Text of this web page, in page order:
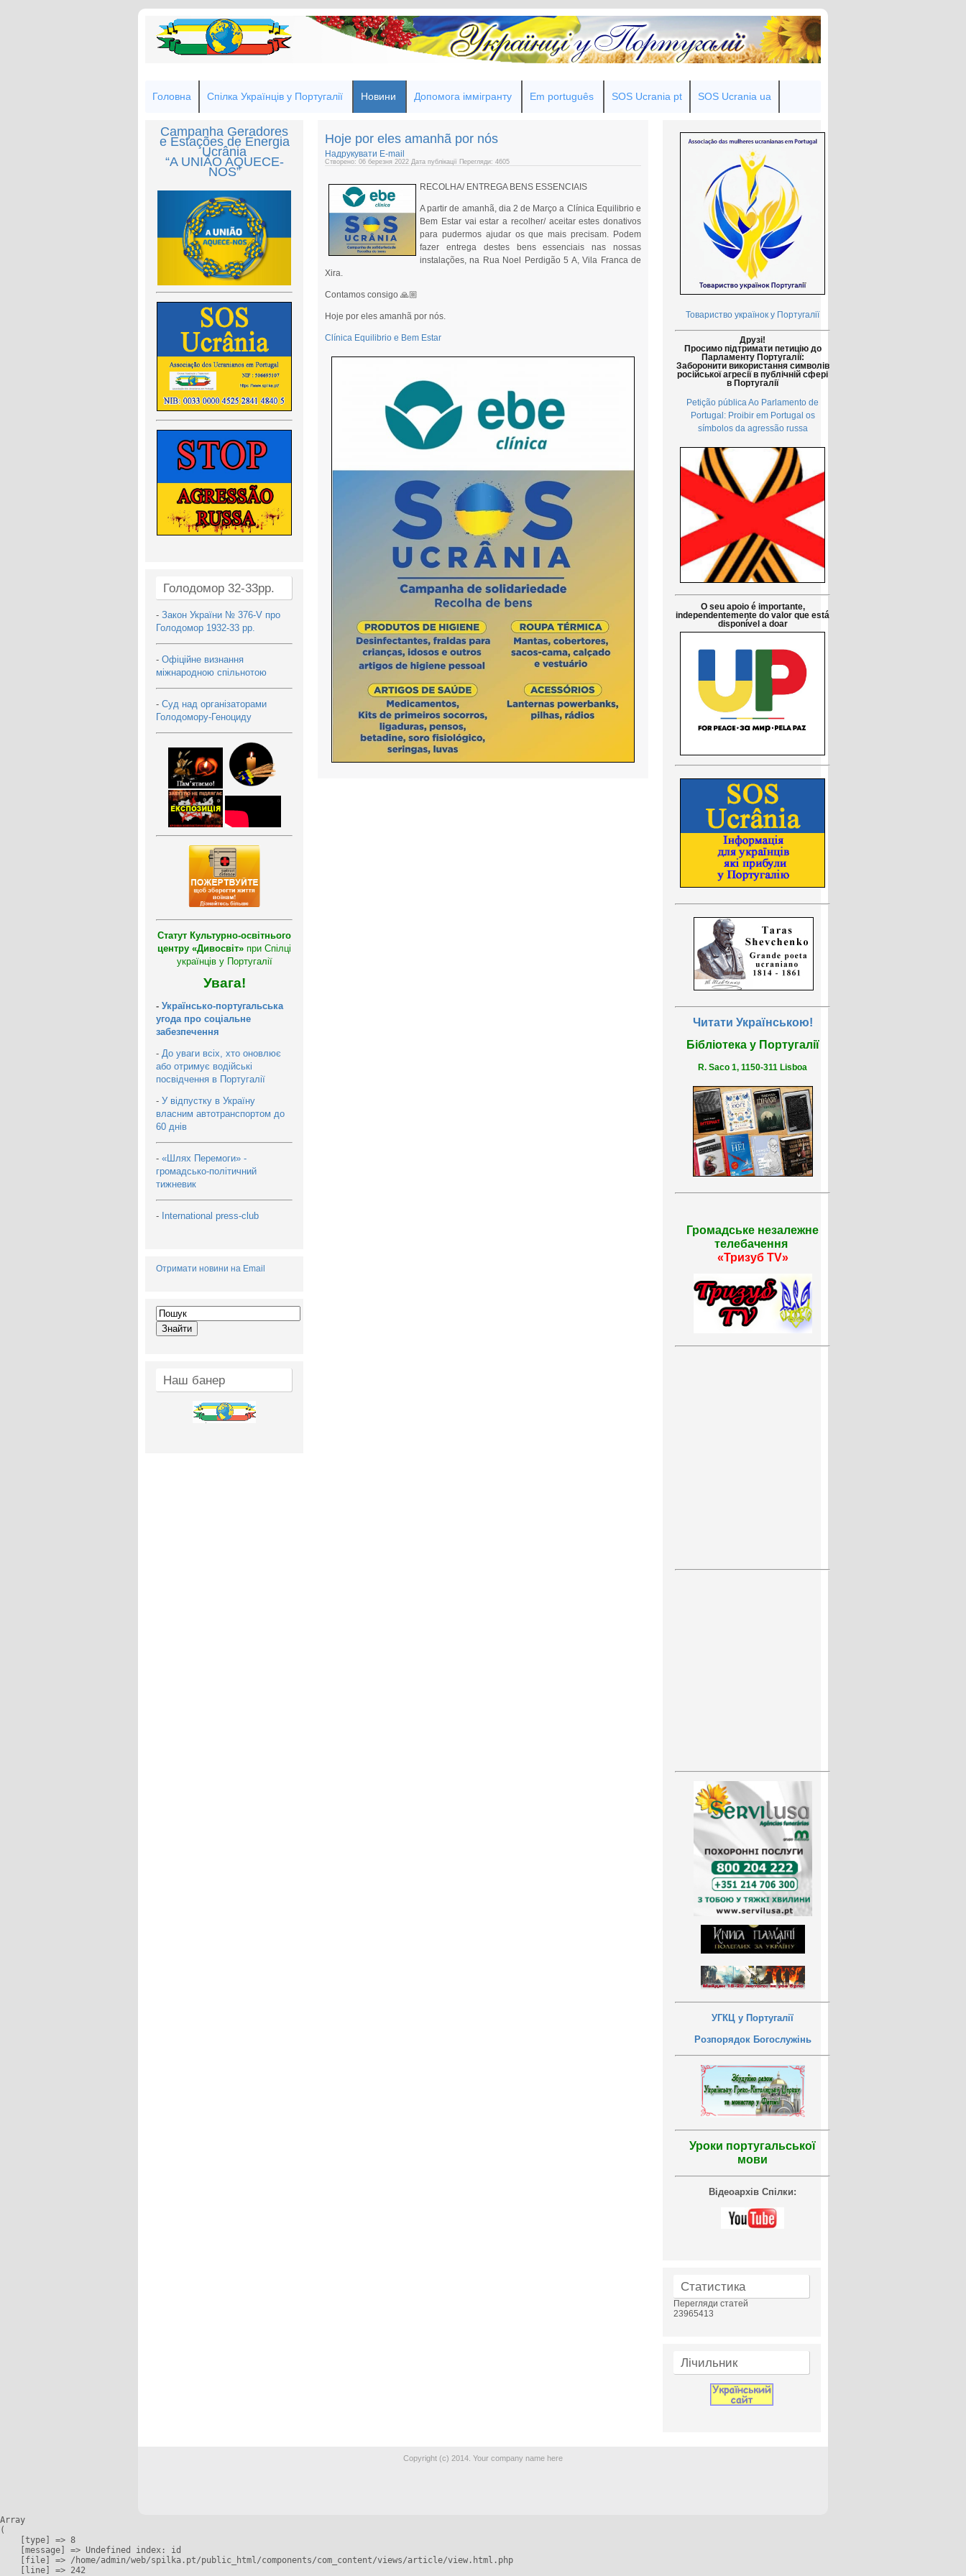
Головна Спілка Українців у Португалії Новини Допомога іммігранту Em português SOS Ucrania pt SOS Ucrania ua
Campanha Geradores
e Estações de Energia
Ucrânia
“A UNIÃO AQUECE-
NOS”
Голодомор 32-33рр.
- Закон України № 376-V про
Голодомор 1932-33 рр.
- Офіційне визнання
міжнародною спільнотою
- Суд над організаторами
Голодомору-Геноциду
Статут Культурно-освітнього
центру «Дивосвіт» при Спілці
українців у Португалії
Увага!
- Українсько-португальська
угода про соціальне
забезпечення
- До уваги всіх, хто оновлює
або отримує водійські
посвідчення в Португалії
- У відпустку в Україну
власним автотранспортом до
60 днів
- «Шлях Перемоги» -
громадсько-політичний
тижневик
- International press-club
Отримати новини на Email
Наш банер
Hoje por eles amanhã por nós
Надрукувати E-mail
Створено: 06 березня 2022 Дата публікації Перегляди: 4605
RECOLHA/ ENTREGA BENS ESSENCIAIS
A partir de amanhã, dia 2 de Março a Clínica Equilibrio e
Bem Estar vai estar a recolher/ aceitar estes donativos
para pudermos ajudar os que mais precisam. Podem
fazer entrega destes bens essenciais nas nossas
instalações, na Rua Noel Perdigão 5 A, Vila Franca de
Xira.
Contamos consigo 🙏🏼
Hoje por eles amanhã por nós.
Clínica Equilibrio e Bem Estar
Товариство українок у Португалії
Друзі!
Просимо підтримати петицію до
Парламенту Португалії:
Заборонити використання символів
російської агресії в публічній сфері
в Португалії
Petição pública Ao Parlamento de
Portugal: Proibir em Portugal os
símbolos da agressão russa
O seu apoio é importante,
independentemente do valor que está
disponível a doar
Читати Українською!
Бібліотека у Португалії
R. Saco 1, 1150-311 Lisboa
Громадське незалежне
телебачення
«Тризуб TV»
УГКЦ у Португалії
Розпорядок Богослужінь
Уроки португальської
мови
Відеоархів Спілки:
Статистика
Перегляди статей
23965413
Лічильник
Copyright (c) 2014. Your company name here
Array
(
    [type] => 8
    [message] => Undefined index: id
    [file] => /home/admin/web/spilka.pt/public_html/components/com_content/views/article/view.html.php
    [line] => 242